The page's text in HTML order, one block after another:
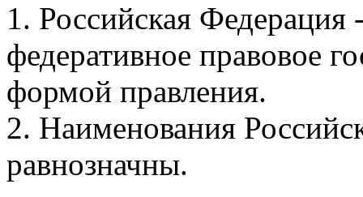
1. Российская Федерация
федеративное правовое
формой правления.
2. Наименования
равнозначны.